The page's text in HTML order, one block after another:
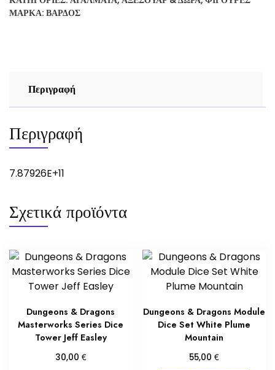
ΜΆΡΚΑ: ΒΆΡΔΟΣ
Περιγραφή
Περιγραφή
7.87926E+11
Σχετικά προϊόντα
Dungeons & Dragons
Masterworks Series Dice
Tower Jeff Easley
30,00 €
Dungeons & Dragons Module
Dice Set White Plume
Mountain
55,00€